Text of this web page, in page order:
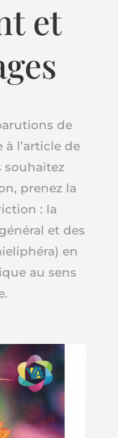
et
de
l’article de
souhaitez
prenez la
: la
et des
en
au sens